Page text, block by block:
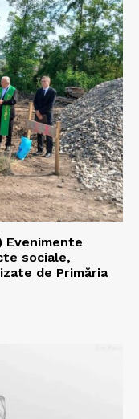
Evenimente
sociale,
de Primăria